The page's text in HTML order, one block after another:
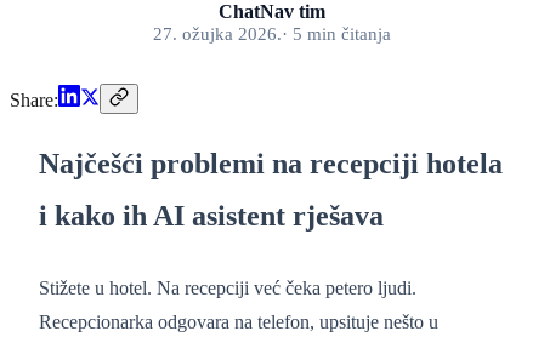
ChatNav tim
27. ožujka 2026.· 5 min čitanja
Share:
Najčešći problemi na recepciji hotela
i kako ih AI asistent rješava
Stižete u hotel. Na recepciji već čeka petero ljudi.
Recepcionarka odgovara na telefon, upsituje nešto u